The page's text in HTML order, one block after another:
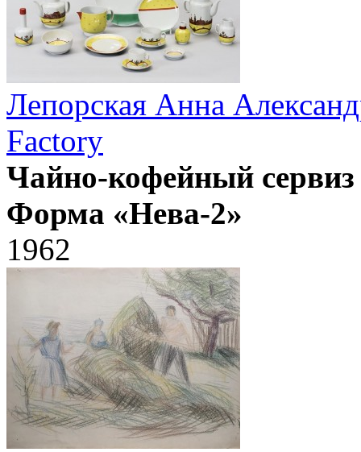
Лепорская Анна
Factory
Чайно-кофейный сервиз
Форма «Нева-2»
1962